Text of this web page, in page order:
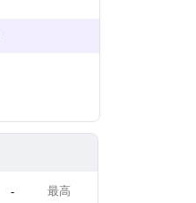
-